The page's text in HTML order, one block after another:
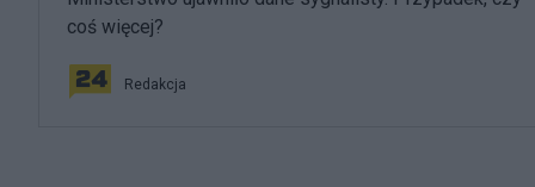
coś więcej?
Redakcja